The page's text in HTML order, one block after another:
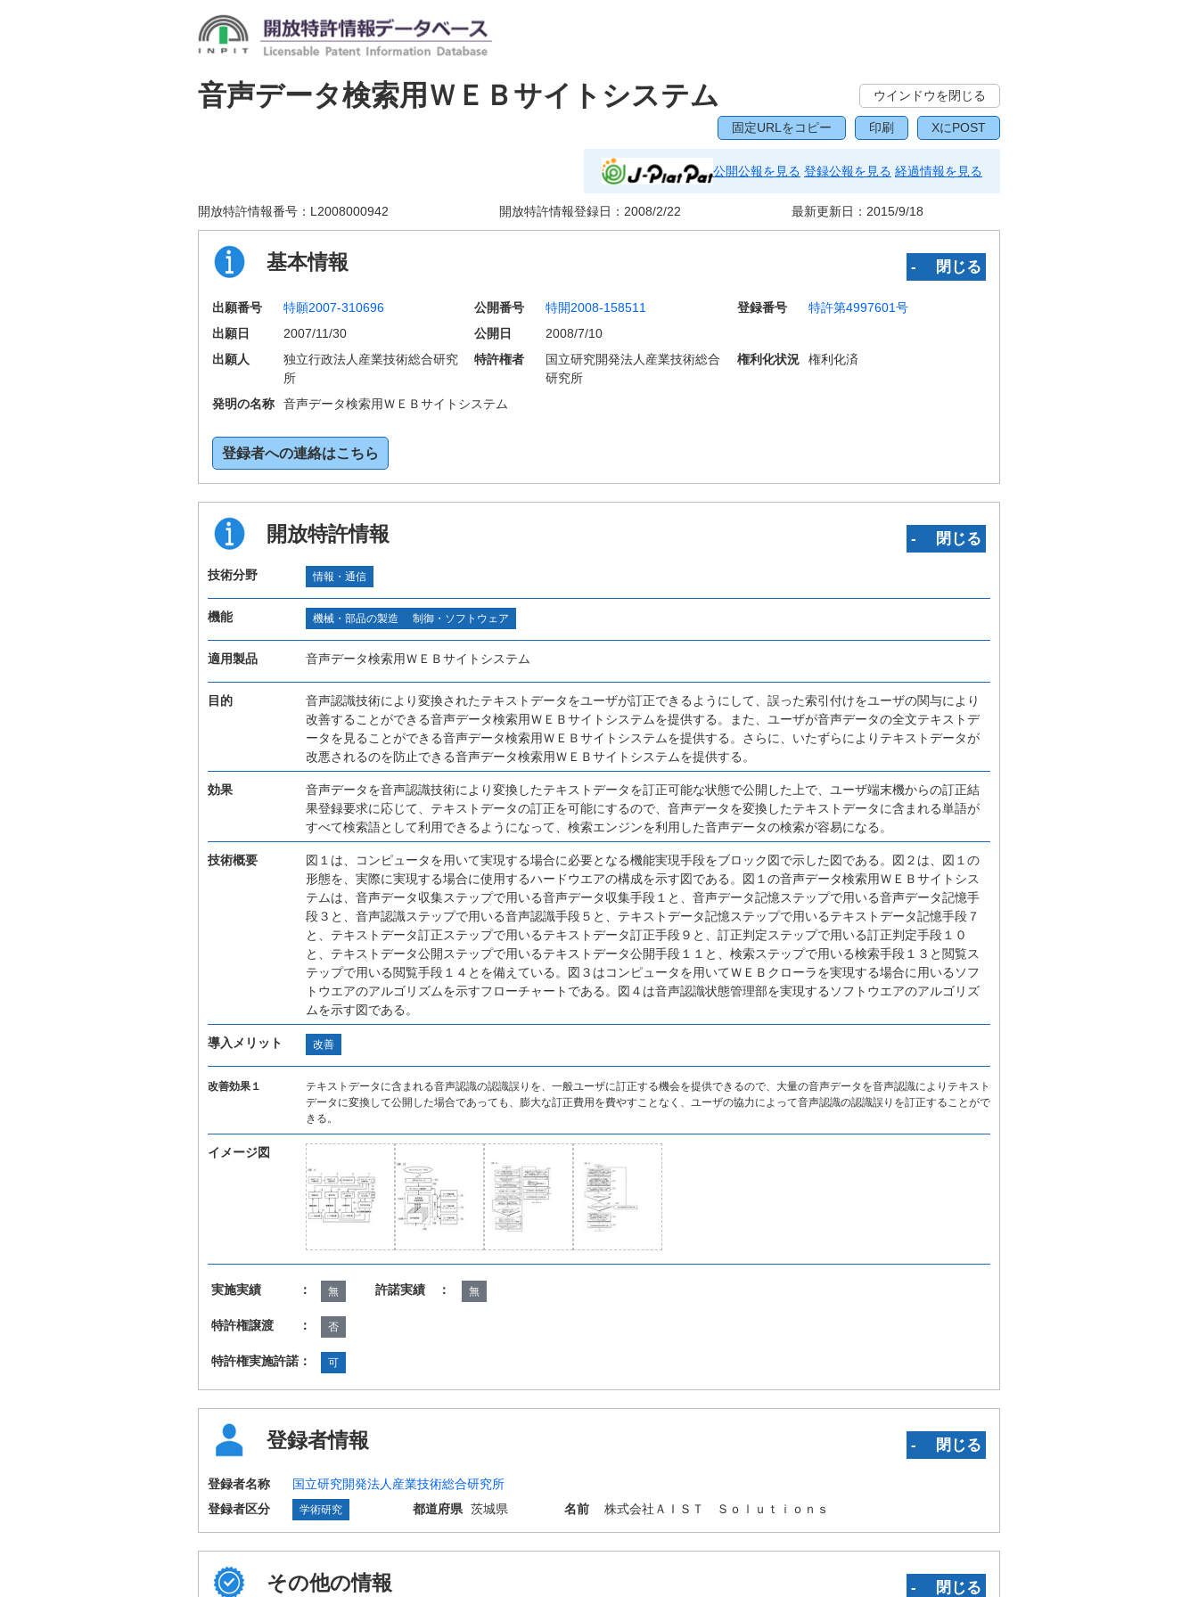
音声データ検索用ＷＥＢサイトシステム ウインドウを閉じる
固定URLをコピー 印刷 XにPOST
公開公報を見る 登録公報を見る 経過情報を見る
開放特許情報番号： L2008000942 開放特許情報登録日： 2008/2/22 最新更新日： 2015/9/18
基本情報 ‐ 閉じる
出願番号 特願2007-310696 公開番号 特開2008-158511 登録番号
特許第4997601号
出願日
2007/11/30 公開日
2008/7/10
出願人
独立行政法人産業技術総合研究
所
特許権者
国立研究開発法人産業技術総合
研究所
権利化状況 権利化済
発明の名称 音声データ検索用ＷＥＢサイトシステム
登録者への連絡はこちら
開放特許情報 ‐ 閉じる
技術分野 情報・通信
機能 機械・部品の製造 制御・ソフトウェア
適用製品 音声データ検索用ＷＥＢサイトシステム
目的
音声認識技術により変換されたテキストデータをユーザが訂正できるようにして、誤った索引付けをユーザの関与により
改善することができる音声データ検索用ＷＥＢサイトシステムを提供する。また、ユーザが音声データの全文テキストデ
ータを見ることができる音声データ検索用ＷＥＢサイトシステムを提供する。さらに、いたずらによりテキストデータが
改悪されるのを防止できる音声データ検索用ＷＥＢサイトシステムを提供する。
効果
音声データを音声認識技術により変換したテキストデータを訂正可能な状態で公開した上で、ユーザ端末機からの訂正結
果登録要求に応じて、テキストデータの訂正を可能にするので、音声データを変換したテキストデータに含まれる単語が
すべて検索語として利用できるようになって、検索エンジンを利用した音声データの検索が容易になる。
技術概要
図１は、コンピュータを用いて実現する場合に必要となる機能実現手段をブロック図で示した図である。図２は、図１の
形態を、実際に実現する場合に使用するハードウエアの構成を示す図である。図１の音声データ検索用ＷＥＢサイトシス
テムは、音声データ収集ステップで用いる音声データ収集手段１と、音声データ記憶ステップで用いる音声データ記憶手
段３と、音声認識ステップで用いる音声認識手段５と、テキストデータ記憶ステップで用いるテキストデータ記憶手段７
と、テキストデータ訂正ステップで用いるテキストデータ訂正手段９と、訂正判定ステップで用いる訂正判定手段１０
と、テキストデータ公開ステップで用いるテキストデータ公開手段１１と、検索ステップで用いる検索手段１３と閲覧ス
テップで用いる閲覧手段１４とを備えている。図３はコンピュータを用いてＷＥＢクローラを実現する場合に用いるソフ
トウエアのアルゴリズムを示すフローチャートである。図４は音声認識状態管理部を実現するソフトウエアのアルゴリズ
ムを示す図である。
導入メリット 改善
改善効果１
テキストデータに含まれる音声認識の認識誤りを、一般ユーザに訂正する機会を提供できるので、大量の音声データを音声認識によりテキスト
データに変換して公開した場合であっても、膨大な訂正費用を費やすことなく、ユーザの協力によって音声認識の認識誤りを訂正することがで
きる。
イメージ図
実施実績 ： 無 許諾実績 ： 無
特許権譲渡 ： 否
特許権実施許諾： 可
登録者情報 ‐ 閉じる
登録者名称
国立研究開発法人産業技術総合研究所
登録者区分
学術研究 都道府県 茨城県 名前 株式会社ＡＩＳＴ Ｓｏｌｕｔｉｏｎｓ
その他の情報 ‐ 閉じる